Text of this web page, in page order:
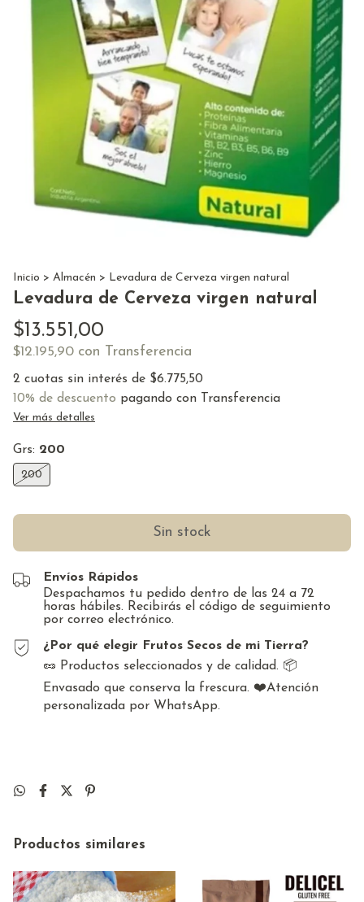
Inicio > Almacén > Levadura de Cerveza virgen natural
Levadura de Cerveza virgen natural
$13.551,00
$12.195,90 con Transferencia
2 cuotas sin interés de $6.775,50
10% de descuento pagando con Transferencia
Ver más detalles
Grs: 200
200
Envíos Rápidos
Despachamos tu pedido dentro de las 24 a 72
horas hábiles. Recibirás el código de seguimiento
por correo electrónico.
¿Por qué elegir Frutos Secos de mi Tierra?
🥜 Productos seleccionados y de calidad. 📦
Envasado que conserva la frescura. ❤️Atención
personalizada por WhatsApp.
Productos similares